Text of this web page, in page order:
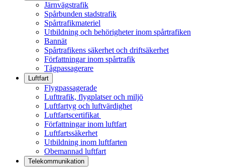
Järnvägstrafik
Spårbunden stadstrafik
Spårtrafikmateriel
Utbildning och behörigheter inom spårtrafiken
Bannät
Spårtrafikens säkerhet och driftsäkerhet
Författningar inom spårtrafik
Tågpassagerare
Luftfart
Flygpassagerade
Lufttrafik, flygplatser och miljö
Luftfartyg och luftvärdighet
Luftfartscertifikat
Författningar inom luftfart
Luftfartssäkerhet
Utbildning inom luftfarten
Obemannad luftfart
Telekommunikation